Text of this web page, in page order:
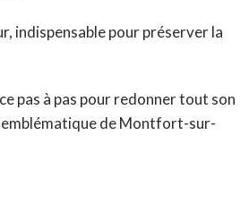
indispensable pour préserver la
pas à pas pour redonner tout son
emblématique de Montfort-sur-